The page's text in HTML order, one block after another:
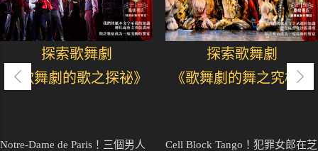
探索歌舞劇
《歌舞劇的歌之探祕》
Notre-Dame de Paris！三個男人
探索歌舞劇
《歌舞劇的舞之究極》
Cell Block Tango！犯罪女郎在芝